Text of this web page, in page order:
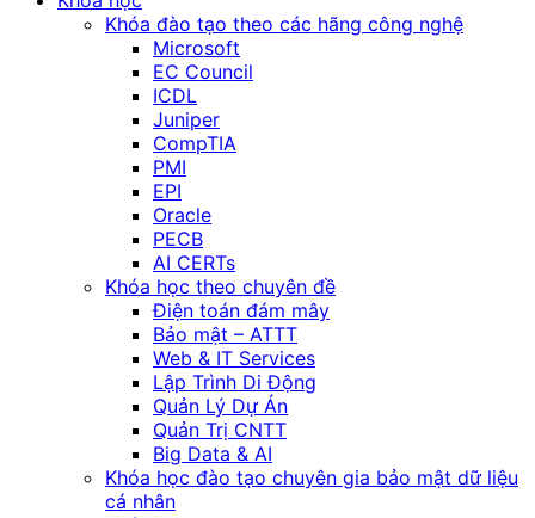
Khóa đào tạo theo các hãng công nghệ
Microsoft
EC Council
ICDL
Juniper
CompTIA
PMI
EPI
Oracle
PECB
AI CERTs
Khóa học theo chuyên đề
Điện toán đám mây
Bảo mật – ATTT
Web & IT Services
Lập Trình Di Động
Quản Lý Dự Án
Quản Trị CNTT
Big Data & AI
Khóa học đào tạo chuyên gia bảo mật dữ liệu
cá nhân